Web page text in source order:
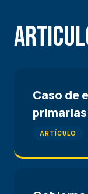
Caso de
ARTÍCULO